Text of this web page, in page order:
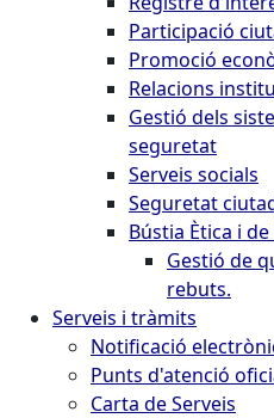
Participació
Promoció
Relacions
Gestió dels
seguretat
Serveis socials
Seguretat
Bústia Ètica i
Gestió de
rebuts.
Serveis i tràmits
Notificació
Punts d'atenció
Carta de Serveis